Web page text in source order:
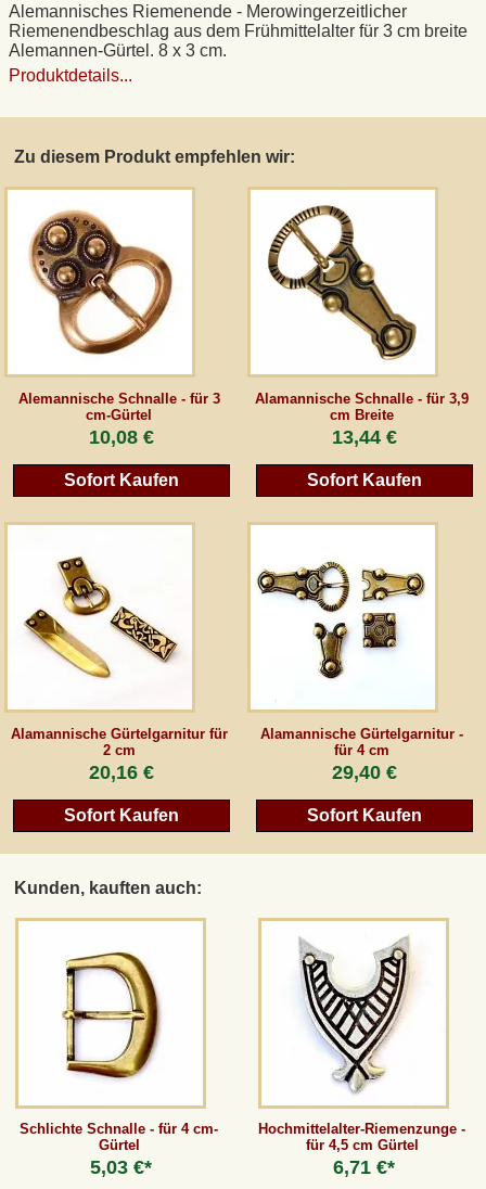
Alemannisches Riemenende - Merowingerzeitlicher
Riemenendbeschlag aus dem Frühmittelalter für 3 cm breite
Alemannen-Gürtel. 8 x 3 cm.
Produktdetails...
Zu diesem Produkt empfehlen wir:
Alemannische Schnalle - für 3
cm-Gürtel
10,08 €
Sofort Kaufen
Alamannische Schnalle - für 3,9
cm Breite
13,44 €
Sofort Kaufen
Alamannische Gürtelgarnitur für
2 cm
20,16 €
Sofort Kaufen
Alamannische Gürtelgarnitur -
für 4 cm
29,40 €
Sofort Kaufen
Kunden, kauften auch:
Schlichte Schnalle - für 4 cm-
Gürtel
5,03 €*
Hochmittelalter-Riemenzunge -
für 4,5 cm Gürtel
6,71 €*
Datenschutz
Widerrufsrecht
Anfertigung von Museumsrepliken
Mittelalter-Großhandel
AGB
Gästebuch
Newsletter
Vertrag wiederrufen
eventueller Zölle (bei Nicht-EU-Ländern). Durchgestrichene Preise entsprechen dem
bisherigen Preis bei peraperis.com.
Zur klassischen Website